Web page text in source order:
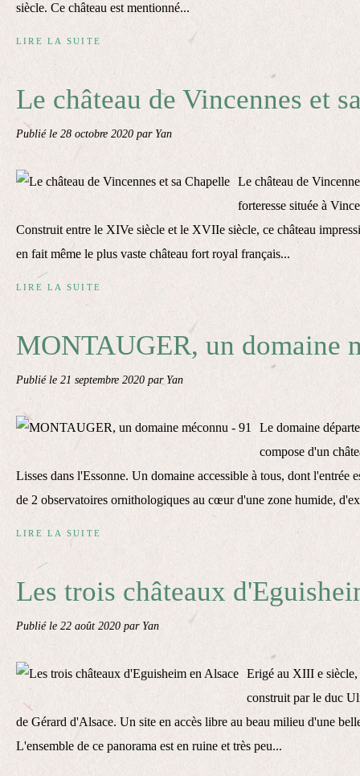
siècle. Ce château est mentionné...
LIRE LA SUITE
Le château de Vincennes et
Publié le 28 octobre 2020 par Yan
Le château de
forteresse située à
Construit entre le XIVe siècle et le XVIIe siècle, ce château
en fait même le plus vaste château fort royal français...
LIRE LA SUITE
MONTAUGER, un domaine
Publié le 21 septembre 2020 par Yan
Le domaine
compose d'un
Lisses dans l'Essonne. Un domaine accessible à tous, dont l'entrée
de 2 observatoires ornithologiques au cœur d'une zone humide,
LIRE LA SUITE
Les trois châteaux
Publié le 22 août 2020 par Yan
Erigé au XIII e siècle,
construit par le duc
de Gérard d'Alsace. Un site en accès libre au beau milieu d'une
L'ensemble de ce panorama est en ruine et très peu...